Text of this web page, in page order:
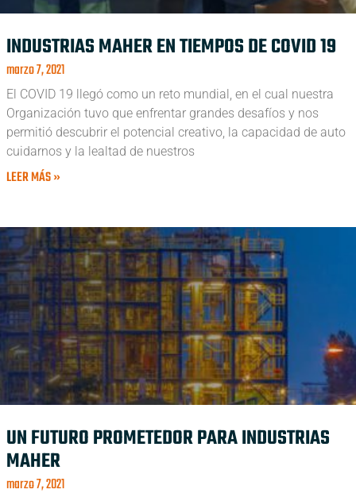
INDUSTRIAS MAHER EN TIEMPOS DE COVID 19
marzo 7, 2021
El COVID 19 llegó como un reto mundial, en el cual nuestra
Organización tuvo que enfrentar grandes desafíos y nos
permitió descubrir el potencial creativo, la capacidad de auto
cuidarnos y la lealtad de nuestros
LEER MÁS »
UN FUTURO PROMETEDOR PARA INDUSTRIAS
MAHER
marzo 7, 2021